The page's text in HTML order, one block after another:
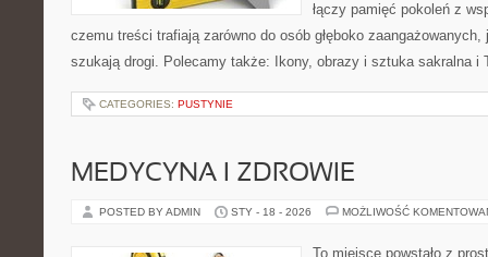
łączy pamięć pokoleń z
czemu treści trafiają zarówno do osób głęboko
szukają drogi. Polecamy także: Ikony, obrazy i sztuka sakralna i
CATEGORIES: PUSTYNIE
MEDYCYNA I ZDROWIE
POSTED BY ADMIN STY - 18 - 2026 MOŻLIWOŚĆ
To miejsce powstało z